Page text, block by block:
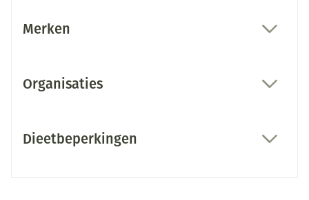
Merken
Organisaties
Dieetbeperkingen